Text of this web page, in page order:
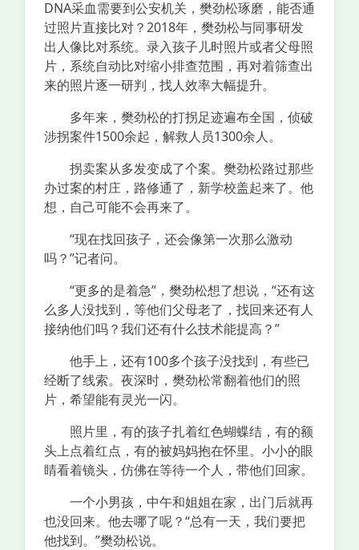
DNA采血需要到公安机关，樊劲松琢磨，能否通
过照片直接比对？2018年，樊劲松与同事研发
出人像比对系统。录入孩子儿时照片或者父母照
片，系统自动比对缩小排查范围，再对着筛查出
来的照片逐一研判，找人效率大幅提升。
多年来，樊劲松的打拐足迹遍布全国，侦破
涉拐案件1500余起，解救人员1300余人。
拐卖案从多发变成了个案。樊劲松路过那些
办过案的村庄，路修通了，新学校盖起来了。他
想，自己可能不会再来了。
“现在找回孩子，还会像第一次那么激动
吗？”记者问。
“更多的是着急”，樊劲松想了想说，“还有这
么多人没找到，等他们父母老了，找回来还有人
接纳他们吗？我们还有什么技术能提高？”
他手上，还有100多个孩子没找到，有些已
经断了线索。夜深时，樊劲松常翻着他们的照
片，希望能有灵光一闪。
照片里，有的孩子扎着红色蝴蝶结，有的额
头上点着红点，有的被妈妈抱在怀里。小小的眼
睛看着镜头，仿佛在等待一个人，带他们回家。
一个小男孩，中午和姐姐在家，出门后就再
也没回来。他去哪了呢？“总有一天，我们要把
他找到。”樊劲松说。